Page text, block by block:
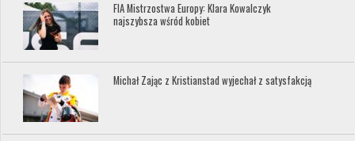
FIA Mistrzostwa Europy: Klara Kowalczyk
najszybsza wśród kobiet
Michał Zając z Kristianstad wyjechał z satysfakcją